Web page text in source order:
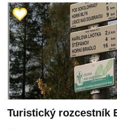
Turistický rozcestník